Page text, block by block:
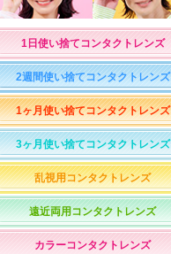
1日使い捨てコンタクトレンズ
2週間使い捨てコンタクトレンズ
1ヶ月使い捨てコンタクトレンズ
3ヶ月使い捨てコンタクトレンズ
乱視用コンタクトレンズ
遠近両用コンタクトレンズ
カラーコンタクトレンズ